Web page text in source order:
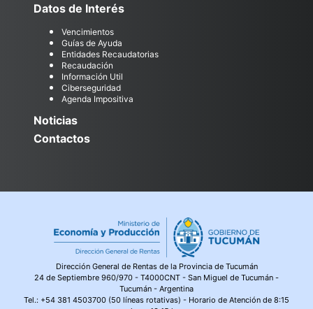
Datos de Interés
Vencimientos
Guías de Ayuda
Entidades Recaudatorias
Recaudación
Información Util
Ciberseguridad
Agenda Impositiva
Noticias
Contactos
Dirección General de Rentas de la Provincia de Tucumán
24 de Septiembre 960/970 - T4000CNT - San Miguel de Tucumán -
Tucumán - Argentina
Tel.: +54 381 4503700 (50 líneas rotativas) - Horario de Atención de 8:15